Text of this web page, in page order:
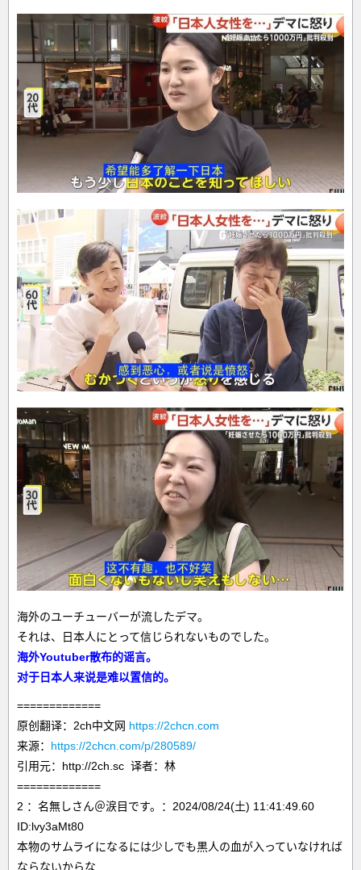
海外のユーチューバーが流したデマ。
それは、日本人にとって信じられないものでした。
海外Youtuber散布的谣言。
对于日本人来说是难以置信的。
=============
原创翻译：2ch中文网 https://2chcn.com
来源： https://2chcn.com/p/280589/
引用元：http://2ch.sc 译者：林
=============
2 ：名無しさん＠涙目です。：2024/08/24(土) 11:41:49.60
ID:lvy3aMt80
本物のサムライになるには少しでも黒人の血が入っていなければ
ならないからな